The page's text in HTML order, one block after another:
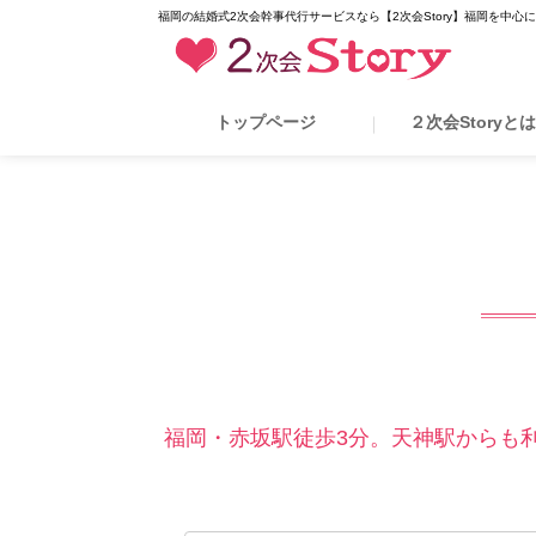
福岡の結婚式2次会幹事代行サービスなら【2次会Story】福岡を中心
トップページ ２次会Storyと
福岡・赤坂駅徒歩3分。天神駅からも